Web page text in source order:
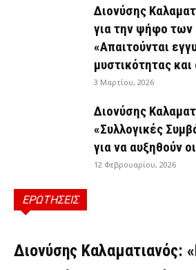
Διονύσης
για την ψήφο
«Απαιτούνται
μυστικότητας
3 Μαρτίου, 2026
Διονύσης
«Συλλογικές
για να αυξηθούν
12 Φεβρουαρίου, 2026
ΕΡΩΤΗΣΕΙΣ
ΕΡΩΤΉΣΕΙΣ
Διονύσης Καλαματιανός: